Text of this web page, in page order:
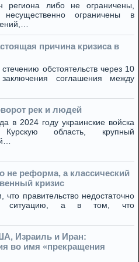
региона либо не ограничены,
ограничены в
причина кризиса в
обстоятельств через 10
соглашения между
рек и людей
в 2024 году украинские войска
область, крупный
не реформа, а классический
кризис
правительство недостаточно
ситуацию, а в том, что
Израиль и Иран:
во имя «прекращения